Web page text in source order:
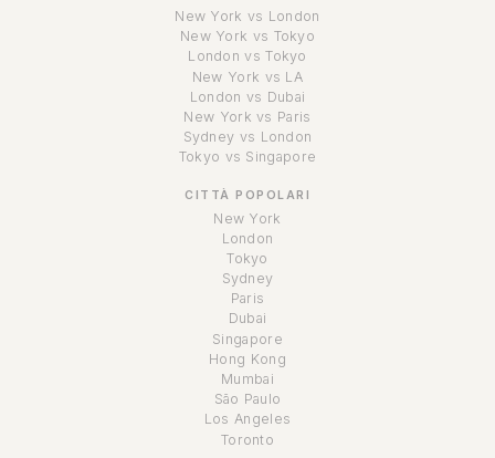
New York vs London
New York vs Tokyo
London vs Tokyo
New York vs LA
London vs Dubai
New York vs Paris
Sydney vs London
Tokyo vs Singapore
CITTÀ POPOLARI
New York
London
Tokyo
Sydney
Paris
Dubai
Singapore
Hong Kong
Mumbai
São Paulo
Los Angeles
Toronto